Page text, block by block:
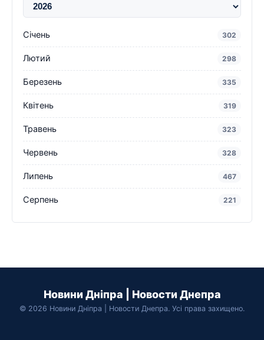
Січень 302
Лютий 298
Березень 335
Квітень 319
Травень 323
Червень 328
Липень 467
Серпень 221
Новини Дніпра | Новости Днепра
© 2026 Новини Дніпра | Новости Днепра. Усі права захищено.